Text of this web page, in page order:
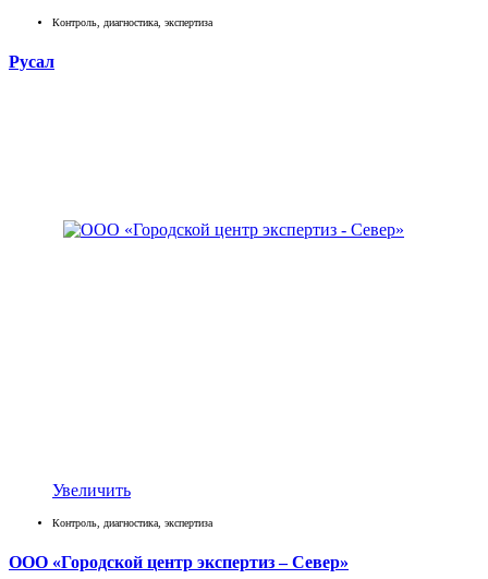
Контроль, диагностика, экспертиза
Русал
Увеличить
Контроль, диагностика, экспертиза
ООО «Городской центр экспертиз – Север»